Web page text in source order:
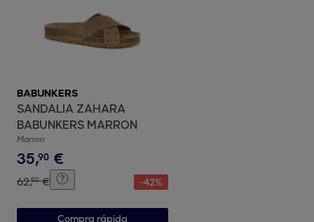
BABUNKERS
SANDALIA ZAHARA
BABUNKERS MARRON
Marron
35,90 €
62,90 € -42%
Compra rápida